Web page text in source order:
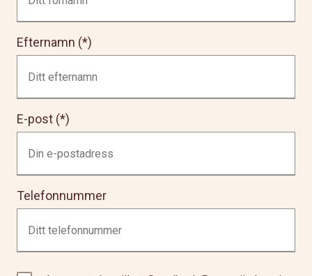
Efternamn
E-post
Telefonnummer